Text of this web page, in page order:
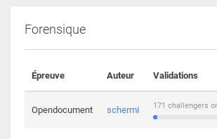
Forensique
Épreuve Auteur Validations
Opendocument schermi 171 challengers